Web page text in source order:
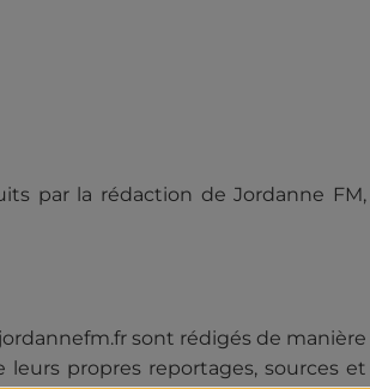
par la rédaction de Jordanne FM,
sont rédigés de manière
propres reportages, sources et